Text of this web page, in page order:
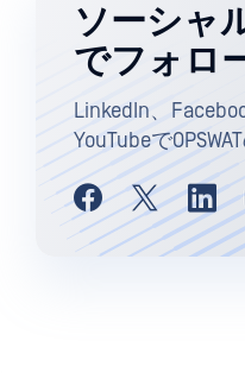
ソーシャ
でフォロ
LinkedIn、
YouTubeで